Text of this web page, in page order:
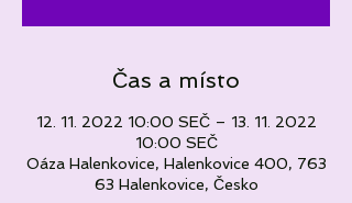
Čas a místo
12. 11. 2022 10:00 SEČ – 13. 11. 2022
10:00 SEČ
Oáza Halenkovice, Halenkovice 400, 763
63 Halenkovice, Česko